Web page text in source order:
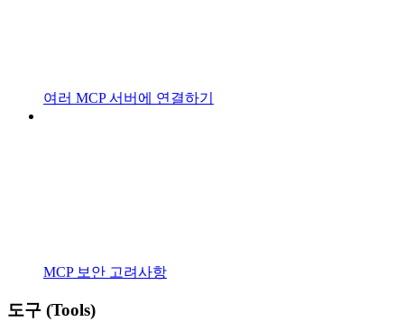
여러 MCP 서버에 연결하기
MCP 보안 고려사항
도구 (Tools)